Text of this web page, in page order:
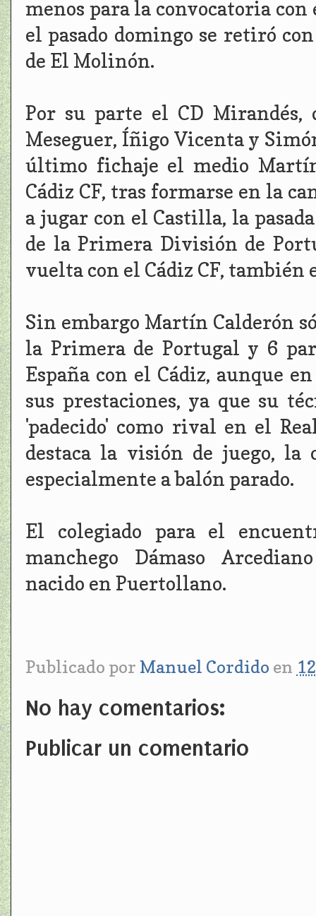
menos para la convocatoria
el pasado domingo se retiró
de El Molinón.
Por su parte el CD Mirandés,
Meseguer, Íñigo Vicenta y
último fichaje el medio
Cádiz CF, tras formarse en la
a jugar con el Castilla, la
de la Primera División de
vuelta con el Cádiz CF,
Sin embargo Martín Calderón
la Primera de Portugal y 6
España con el Cádiz, aunque
sus prestaciones, ya que su
'padecido' como rival en el
destaca la visión de juego, la
especialmente a balón parado.
El colegiado para el
manchego Dámaso
nacido en Puertollano.
Publicado por Manuel Cordido en
No hay comentarios:
Publicar un comentario